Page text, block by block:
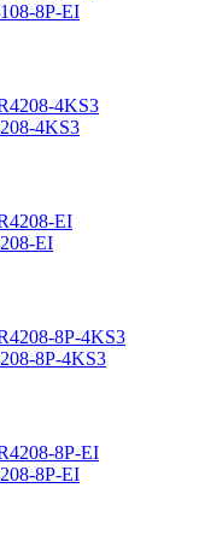
8P-EI
4KS3
EI
8P-4KS3
8P-EI